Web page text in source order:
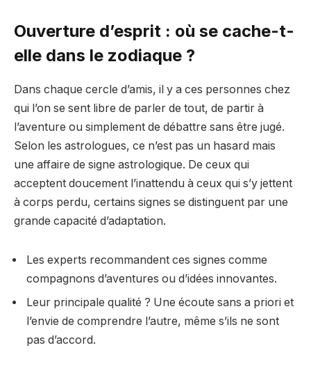
Ouverture d’esprit : où se cache-t-
elle dans le zodiaque ?
Dans chaque cercle d’amis, il y a ces personnes chez
qui l’on se sent libre de parler de tout, de partir à
l’aventure ou simplement de débattre sans être jugé.
Selon les astrologues, ce n’est pas un hasard mais
une affaire de signe astrologique. De ceux qui
acceptent doucement l’inattendu à ceux qui s’y jettent
à corps perdu, certains signes se distinguent par une
grande capacité d’adaptation.
Les experts recommandent ces signes comme
compagnons d’aventures ou d’idées innovantes.
Leur principale qualité ? Une écoute sans a priori et
l’envie de comprendre l’autre, même s’ils ne sont
pas d’accord.